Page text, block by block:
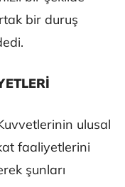
bir duruş
ulusal
faaliyetlerini
şunları